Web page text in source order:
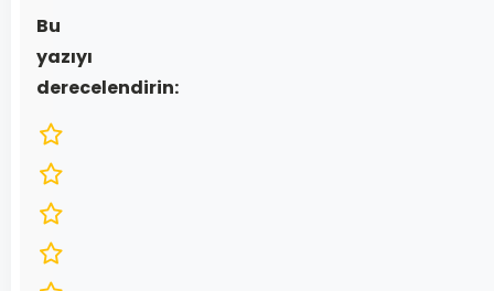
Bu
yazıyı
derecelendirin: